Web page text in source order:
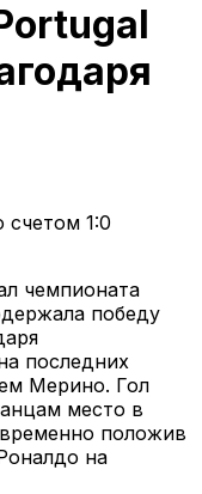
чемпионата
победу
последних
Мерино. Гол
место в
положив
на